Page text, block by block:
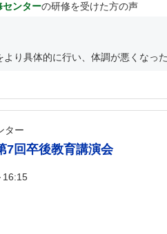
センターの研修を受けた方の声
り具体的に行い、体調が悪くなっ
ター
7回卒後教育講演会